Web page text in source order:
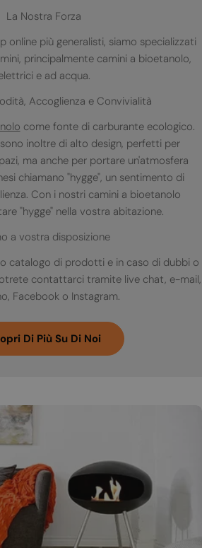
La Nostra Forza
online più generalisti, siamo specializzati
principalmente camini a bioetanolo,
e ad acqua.
Accoglienza e Convivialità
come fonte di carburante ecologico.
inoltre di alto design, perfetti per
ma anche per portare un'atmosfera
chiamano "hygge", un sentimento di
Con i nostri camini a bioetanolo
"hygge" nella vostra abitazione.
a vostra disposizione
catalogo di prodotti e in caso di dubbi o
contattarci tramite live chat, e-mail,
Facebook o Instagram.
Di Più Su Di Noi